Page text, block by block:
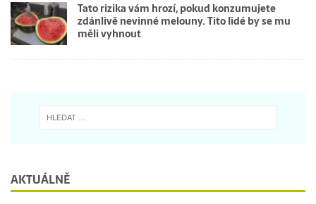
Tato rizika vám hrozí, pokud konzumujete
zdánlivě nevinné melouny. Tito lidé by se mu
měli vyhnout
AKTUÁLNĚ